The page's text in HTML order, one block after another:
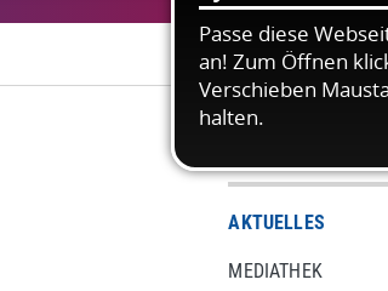
MEDIEN
AKTUELLES
MEDIATHEK